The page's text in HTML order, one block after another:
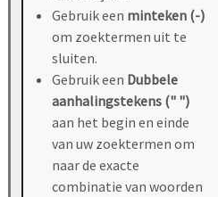
Gebruik een minteken (-)
om zoektermen uit te
sluiten.
Gebruik een Dubbele
aanhalingstekens (" ")
aan het begin en einde
van uw zoektermen om
naar de exacte
combinatie van woorden